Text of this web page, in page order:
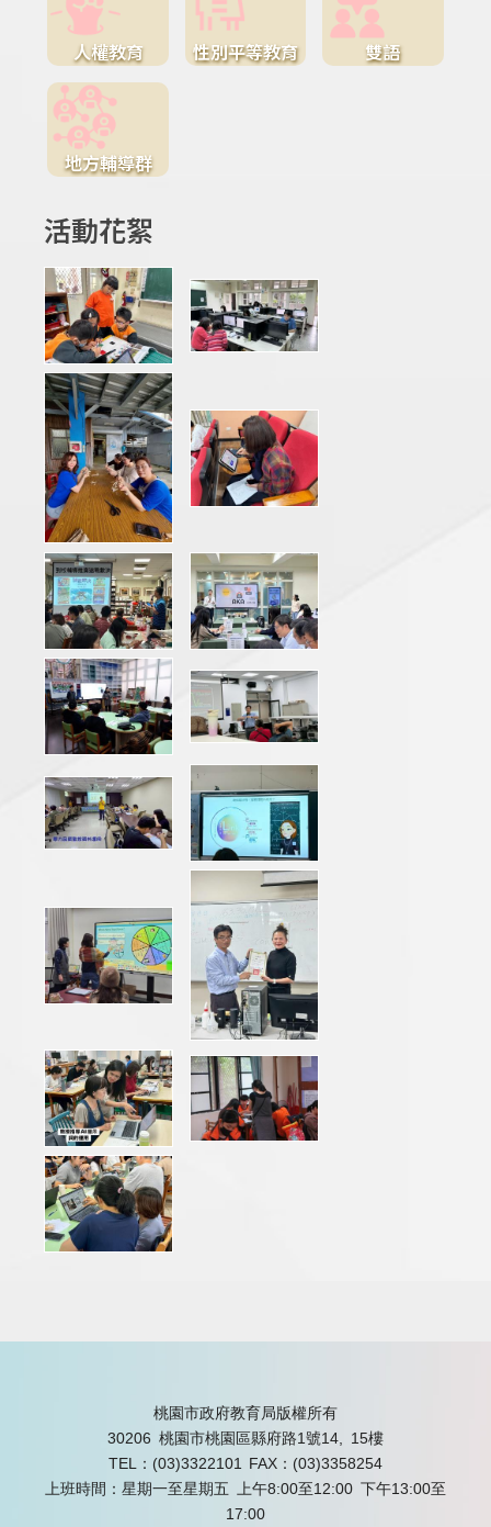
人權教育 性別平等教育 雙語
地方輔導群
活動花絮
桃園市政府教育局版權所有
30206 桃園市桃園區縣府路1號14, 15樓
TEL：(03)3322101
FAX：(03)3358254
上班時間：星期一至星期五 上午8:00至12:00 下午13:00至
17:00